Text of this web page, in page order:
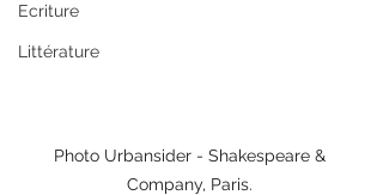
Ecriture
Littérature
Photo Urbansider - Shakespeare &
Company, Paris.